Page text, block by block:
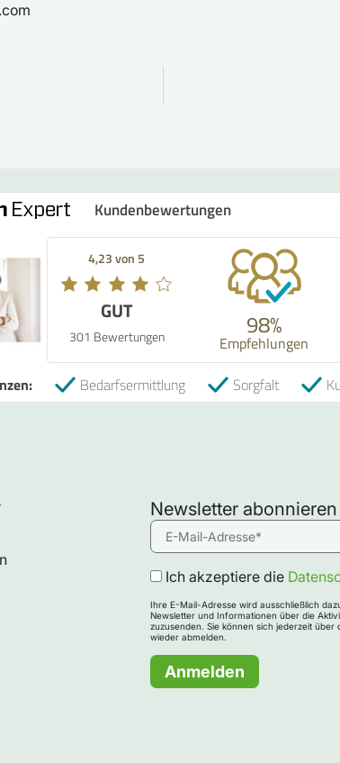
Kundenbewertungen
4,23 von 5
GUT
301 Bewertungen 98%
Empfehlungen
Bedarfsermittlung Sorgfalt
Newsletter abonnieren
Ich akzeptiere die
Ihre E-Mail-Adresse wird ausschließlich
Newsletter und Informationen über die
zuzusenden. Sie können sich jederzeit über
wieder abmelden.